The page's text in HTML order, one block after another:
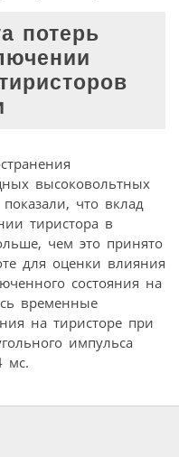
потерь
высоковольтных
что вклад
тиристора в
чем это принято
для оценки влияния
состояния на
временные
на тиристоре при
импульса
мс.